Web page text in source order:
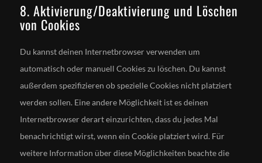
8. Aktivierung/Deaktivierung und Löschen
von Cookies
Du kannst deinen Internetbrowser verwenden um
automatisch oder manuell Cookies zu löschen. Du kannst
außerdem spezifizieren ob spezielle Cookies nicht platziert
werden sollen. Eine andere Möglichkeit ist es deinen
Internetbrowser derart einzurichten, dass du jedes Mal
benachrichtigt wirst, wenn ein Cookie platziert wird. Für
weitere Information über diese Möglichkeiten beachte die